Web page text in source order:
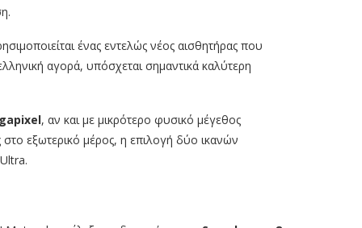
ένας εντελώς νέος αισθητήρας που
αγορά, υπόσχεται σημαντικά καλύτερη
, αν και με μικρότερο φυσικό μέγεθος
εξωτερικό μέρος, η επιλογή δύο ικανών